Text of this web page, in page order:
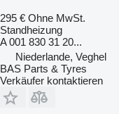
295 € Ohne MwSt.
Standheizung
A 001 830 31 20...
Niederlande, Veghel
BAS Parts & Tyres
Verkäufer kontaktieren